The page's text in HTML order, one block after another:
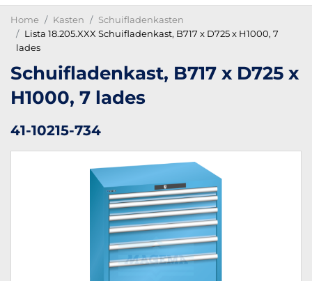
Home Kasten
Schuifladenkasten
Lista 18.205.XXX Schuifladenkast, B717 x D725 x H1000, 7
lades
Schuifladenkast, B717 x D725 x
H1000, 7 lades
41-10215-734